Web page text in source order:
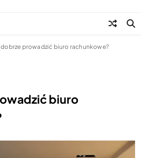
dobrze prowadzić biuro rachunkowe?
biuro